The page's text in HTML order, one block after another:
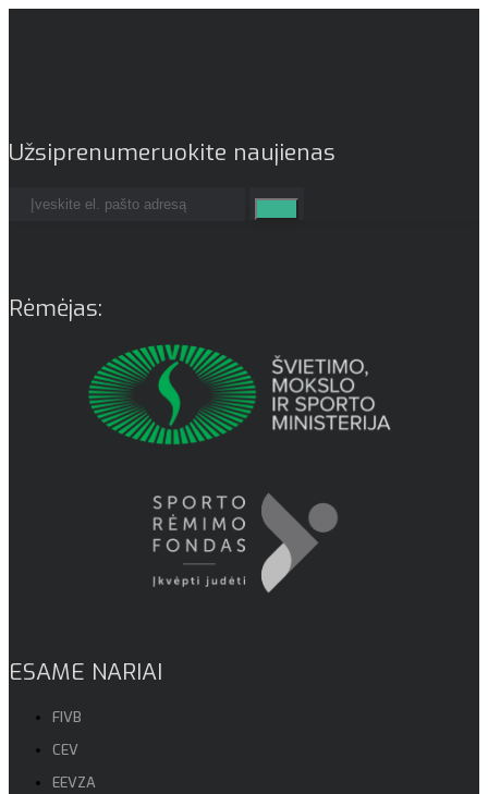
Užsiprenumeruokite naujienas
Rėmėjas:
ESAME NARIAI
FIVB
CEV
EEVZA